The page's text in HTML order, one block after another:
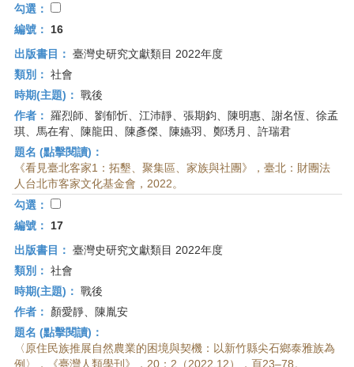
勾選：
編號：
16
出版書目： 臺灣史研究文獻類目 2022年度
類別： 社會
時期(主題)： 戰後
作者： 羅烈師、劉郁忻、江沛靜、張期鈞、陳明惠、謝名恆、徐孟
琪、馬在宥、陳龍田、陳彥傑、陳嬿羽、鄭琇月、許瑞君
題名 (點擊閱讀)：
《看見臺北客家1：拓墾、聚集區、家族與社團》，臺北：財團法
人台北市客家文化基金會，2022。
勾選：
編號：
17
出版書目： 臺灣史研究文獻類目 2022年度
類別： 社會
時期(主題)： 戰後
作者：
顏愛靜、陳胤安
題名 (點擊閱讀)：
〈原住民族推展自然農業的困境與契機：以新竹縣尖石鄉泰雅族為
例〉，《臺灣人類學刊》，20：2（2022.12），頁23–78。